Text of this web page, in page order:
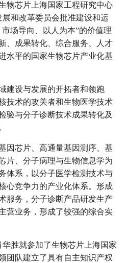
物芯片上海国家工程研究中心
展和改革委员会批准建设和运
场导向、以人为本”的价值理
、成果转化、综合服务、人才
水平的国家生物芯片产业化基
建设与发展的开拓者和领跑
技术的攻关者和生物医学技术
验与分子诊断技术成果转化及
因芯片、高通量基因测序、基
片、分子病理与生物信息学为
体系，以分子医学检测技术与
心竞争力的产业化体系。形成
服务，分子诊断产品研发生产
营业务，形成了较强的综合实
华胜就参加了生物芯片上海国家
团队建立了具有自主知识产权